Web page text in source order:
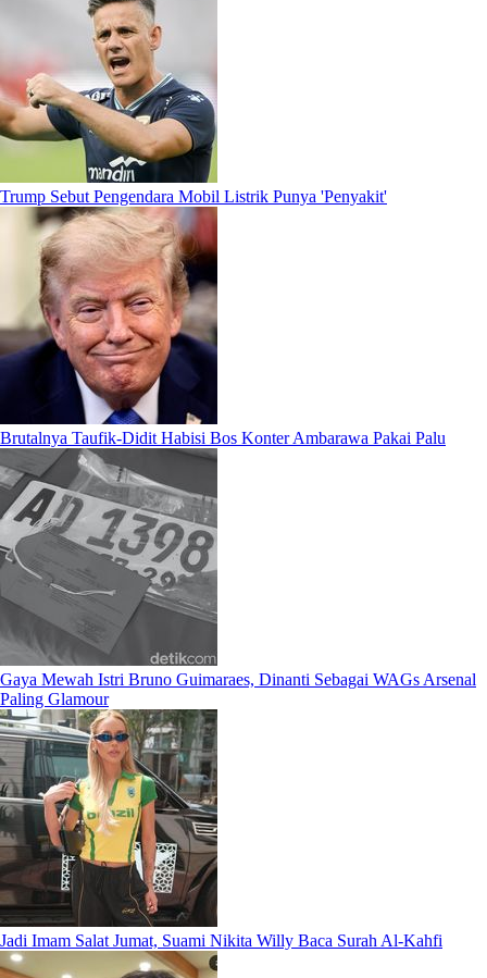
Trump Sebut Pengendara Mobil Listrik Punya 'Penyakit'
Brutalnya Taufik-Didit Habisi Bos Konter Ambarawa Pakai Palu
Gaya Mewah Istri Bruno Guimaraes, Dinanti Sebagai WAGs Arsenal
Paling Glamour
Jadi Imam Salat Jumat, Suami Nikita Willy Baca Surah Al-Kahfi